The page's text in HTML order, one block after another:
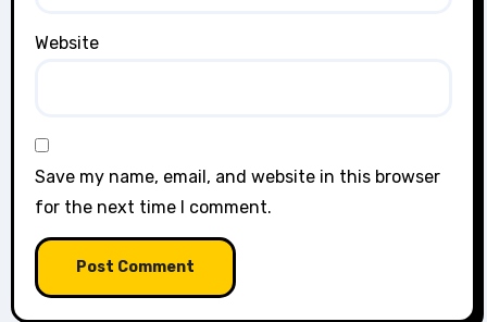
Website
Save my name, email, and website in this browser
for the next time I comment.